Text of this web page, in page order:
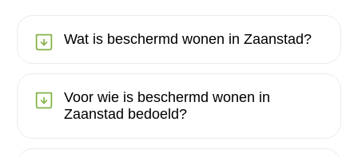
Wat is beschermd wonen in Zaanstad?
Voor wie is beschermd wonen in
Zaanstad bedoeld?